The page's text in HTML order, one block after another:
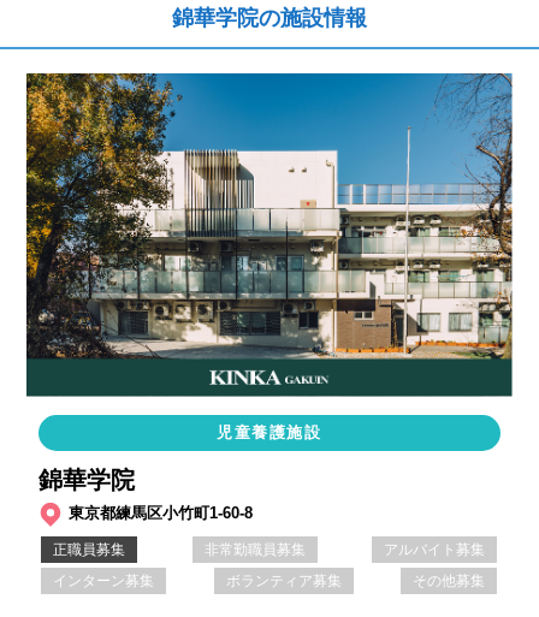
錦華学院の施設情報
児童養護施設
錦華学院
東京都練馬区小竹町1-60-8
正職員募集 非常勤職員募集
アルバイト募集
インターン募集
ボランティア募集 その他募集